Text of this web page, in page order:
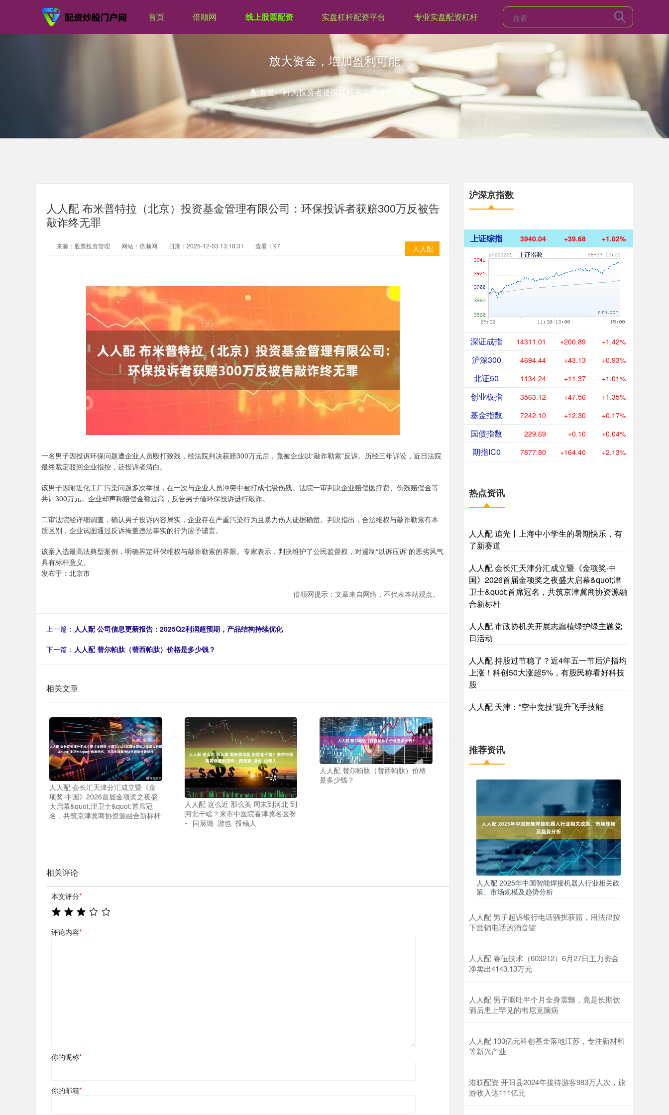
首页 倍顺网 线上股票配资 实盘杠杆配资平台 专业实盘配资杠杆
放大资金，增加盈利可能
配资是一种为投资者提供杠杆资金的金融服务！
人人配 布米普特拉（北京）投资基金管理有限公司：环保投诉者获赔300万反被告
敲诈终无罪
人人配
来源：股票投资管理 网站：倍顺网 日期：2025-12-03 13:18:31 查看：97
一名男子因投诉环保问题遭企业人员殴打致残，经法院判决获赔300万元后，竟被企业以“敲诈勒索”反诉。历经三年诉讼，近日法院
最终裁定驳回企业指控，还投诉者清白。
该男子因附近化工厂污染问题多次举报，在一次与企业人员冲突中被打成七级伤残。法院一审判决企业赔偿医疗费、伤残赔偿金等
共计300万元。企业却声称赔偿金额过高，反告男子借环保投诉进行敲诈。
二审法院经详细调查，确认男子投诉内容属实，企业存在严重污染行为且暴力伤人证据确凿。判决指出，合法维权与敲诈勒索有本
质区别，企业试图通过反诉掩盖违法事实的行为应予谴责。
该案入选最高法典型案例，明确界定环保维权与敲诈勒索的界限。专家表示，判决维护了公民监督权，对遏制“以诉压诉”的恶劣风气
具有标杆意义。
发布于：北京市
倍顺网提示：文章来自网络，不代表本站观点。
上一篇： 人人配 公司信息更新报告：2025Q2利润超预期，产品结构持续优化
下一篇： 人人配 替尔帕肽（替西帕肽）价格是多少钱？
相关文章
人人配 会长汇天津分汇成立暨《金
项奖·中国》2026首届金项奖之夜盛
大启幕&quot;津卫士&quot;首席冠
名，共筑京津冀商协资源融合新标杆
人人配 这么近 那么美 周末到河北 到
河北干啥？来市中医院看津冀名医呀
~_闫晨璐_游也_投稿人
人人配 替尔帕肽（替西帕肽）价格
是多少钱？
相关评论
本文评分*
评论内容*
你的昵称*
你的邮箱*
沪深京指数
上证综指 3940.04 +39.68 +1.02%
深证成指 14311.01 +200.89 +1.42%
沪深300 4694.44 +43.13 +0.93%
北证50 1134.24 +11.37 +1.01%
创业板指 3563.12 +47.56 +1.35%
基金指数 7242.10 +12.30 +0.17%
国债指数 229.69 +0.10 +0.04%
期指IC0 7877.80 +164.40 +2.13%
热点资讯
人人配 追光丨上海中小学生的暑期快乐，有
了新赛道
人人配 会长汇天津分汇成立暨《金项奖·中
国》2026首届金项奖之夜盛大启幕&quot;津
卫士&quot;首席冠名，共筑京津冀商协资源融
合新标杆
人人配 市政协机关开展志愿植绿护绿主题党
日活动
人人配 持股过节稳了？近4年五一节后沪指均
上涨！科创50大涨超5%，有股民称看好科技
股
人人配 天津：“空中竞技”提升飞手技能
推荐资讯
人人配 2025年中国智能焊接机器人行业相关政
策、市场规模及趋势分析
人人配 男子起诉银行电话骚扰获赔，用法律按
下营销电话的消音键
人人配 赛伍技术（603212）6月27日主力资金
净卖出4143.13万元
人人配 男子呕吐半个月全身震颤，竟是长期饮
酒后患上罕见的韦尼克脑病
人人配 100亿元科创基金落地江苏，专注新材料
等新兴产业
港联配资 开阳县2024年接待游客983万人次，旅
游收入达111亿元